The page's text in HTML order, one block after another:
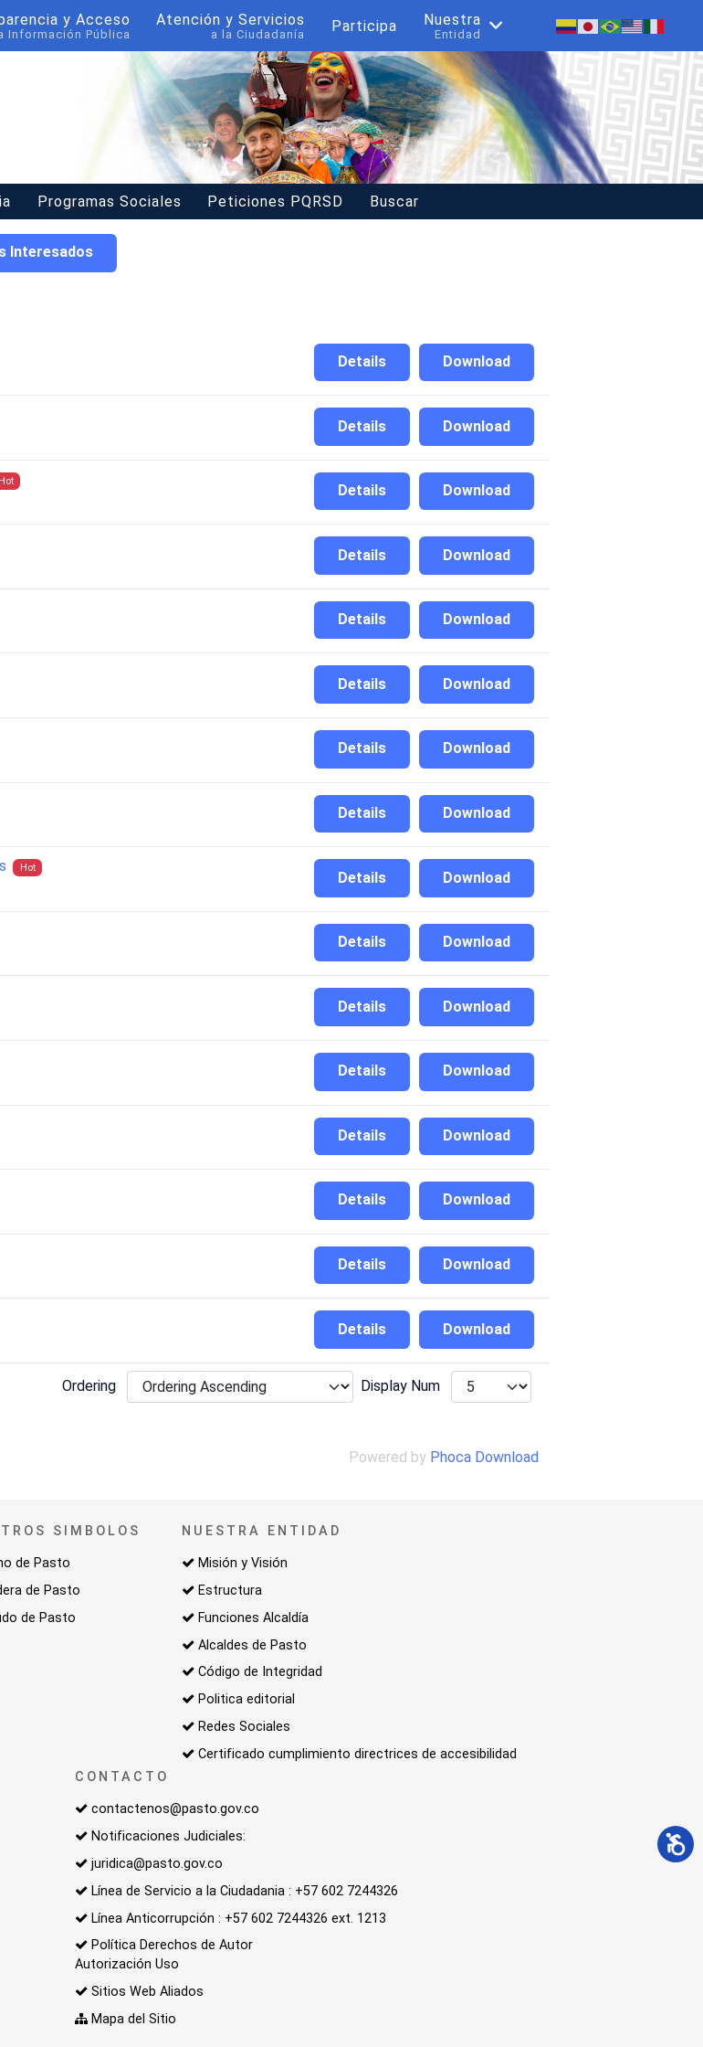
y Acceso
Información Pública
Atención y Servicios
a la Ciudadanía Participa Nuestra
Entidad
Programas Sociales Peticiones PQRSD Buscar
Interesados
Download
Details
Download
Details
Hot
Download
Details
Download
Details
Download
Details
Download
Details
Download
Details
Download
Details
Hot
Download
Details
Download
Details
Download
Details
Download
Details
Download
Details
Download
Details
Download
Details
Download
Details
Ordering Display Num
Powered by Phoca Download
SIMBOLOS
de Pasto
de Pasto
de Pasto
NUESTRA ENTIDAD
Misión y Visión
Estructura
Funciones Alcaldía
Alcaldes de Pasto
Código de Integridad
Politica editorial
Redes Sociales
Certificado cumplimiento directrices de accesibilidad
CONTACTO
contactenos@pasto.gov.co
Notificaciones Judiciales:
juridica@pasto.gov.co
Línea de Servicio a la Ciudadania : +57 602 7244326
Línea Anticorrupción : +57 602 7244326 ext. 1213
Política Derechos de Autor
Autorización Uso
Sitios Web Aliados
Mapa del Sitio